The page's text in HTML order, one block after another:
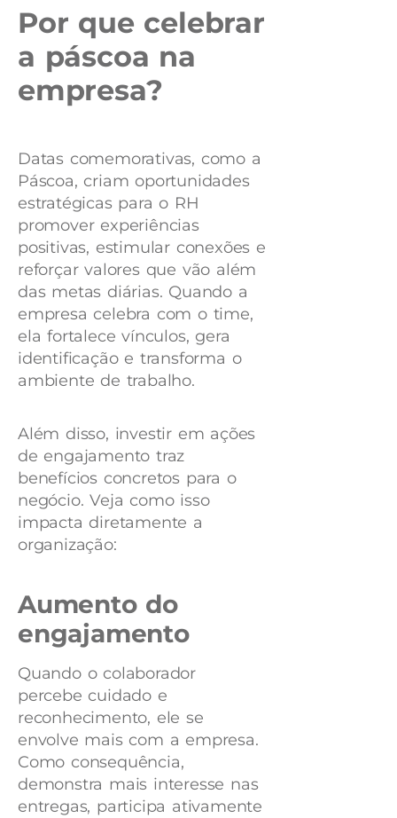
Por que celebrar
a páscoa na
empresa?
Datas comemorativas, como a
Páscoa, criam oportunidades
estratégicas para o RH
promover experiências
positivas, estimular conexões e
reforçar valores que vão além
das metas diárias. Quando a
empresa celebra com o time,
ela fortalece vínculos, gera
identificação e transforma o
ambiente de trabalho.
Além disso, investir em ações
de engajamento traz
benefícios concretos para o
negócio. Veja como isso
impacta diretamente a
organização:
Aumento do
engajamento
Quando o colaborador
percebe cuidado e
reconhecimento, ele se
envolve mais com a empresa.
Como consequência,
demonstra mais interesse nas
entregas, participa ativamente